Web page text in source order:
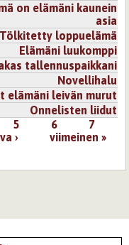
on elämäni kaunein
asia
Tölkitetty loppuelämä
Elämäni luukomppi
tallennuspaikkani
Novellihalu
elämäni leivän murut
Onnelisten liidut
5 6
7
› viimeinen »